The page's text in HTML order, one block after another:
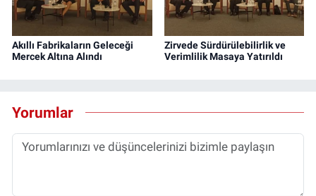
Akıllı Fabrikaların Geleceği
Mercek Altına Alındı
Zirvede Sürdürülebilirlik ve
Verimlilik Masaya Yatırıldı
Yorumlar